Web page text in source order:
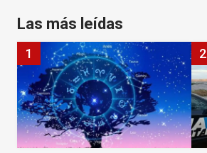
Las más leídas
1 2